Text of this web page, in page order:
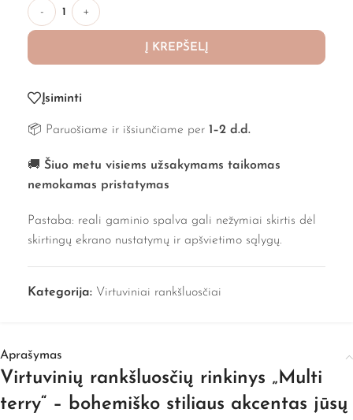
- +
Į KREPŠELĮ
Įsiminti
📦 Paruošiame ir išsiunčiame per 1–2 d.d.
🚚 Šiuo metu visiems užsakymams taikomas
nemokamas pristatymas
Pastaba: reali gaminio spalva gali nežymiai skirtis dėl
skirtingų ekrano nustatymų ir apšvietimo sąlygų.
Kategorija: Virtuviniai rankšluosčiai
Aprašymas
Virtuvinių rankšluosčių rinkinys „Multi
terry“ – bohemiško stiliaus akcentas jūsų